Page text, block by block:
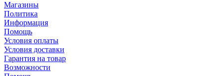
Магазины
Политика
Информация
Помощь
Условия оплаты
Условия доставки
Гарантия на товар
Возможности